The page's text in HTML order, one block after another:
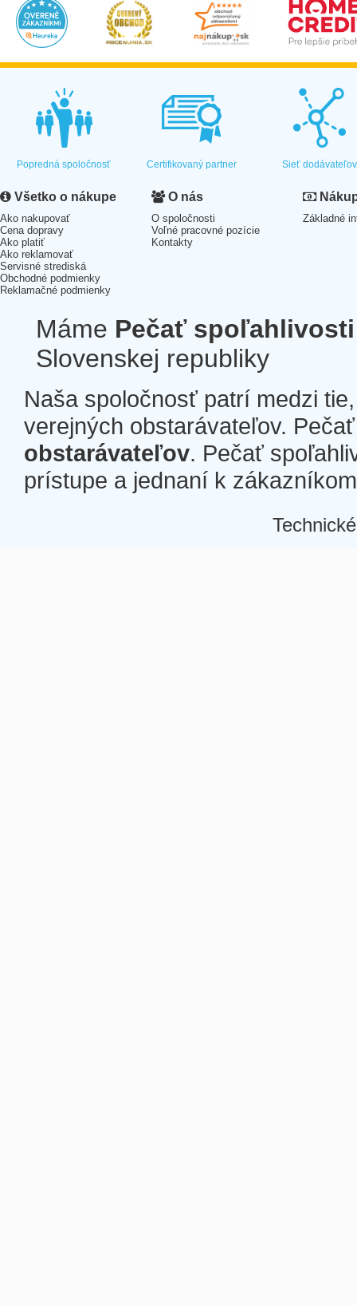
Popredná spoločnosť Certifikovaný partner Sieť dodávateľov
Všetko o nákupe
Ako nakupovať
Cena dopravy
Ako platiť
Ako reklamovať
Servisné strediská
Obchodné podmienky
Reklamačné podmienky
O nás
O spoločnosti
Voľné pracovné pozície
Kontakty
Základné
Máme Pečať spoľahlivosti
Slovenskej republiky
Naša spoločnosť patrí medzi
verejných obstarávateľov.
obstarávateľov. Pečať
prístupe a jednaní k